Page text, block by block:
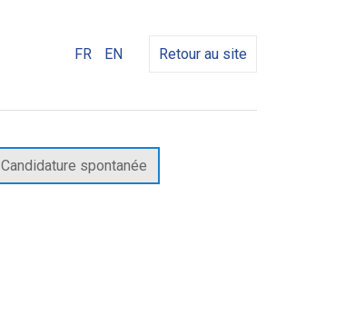
FR EN Retour au site
Candidature spontanée